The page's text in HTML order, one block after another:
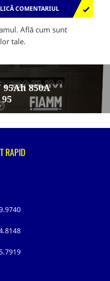
Află cum sunt
tale.
850A
RAPID